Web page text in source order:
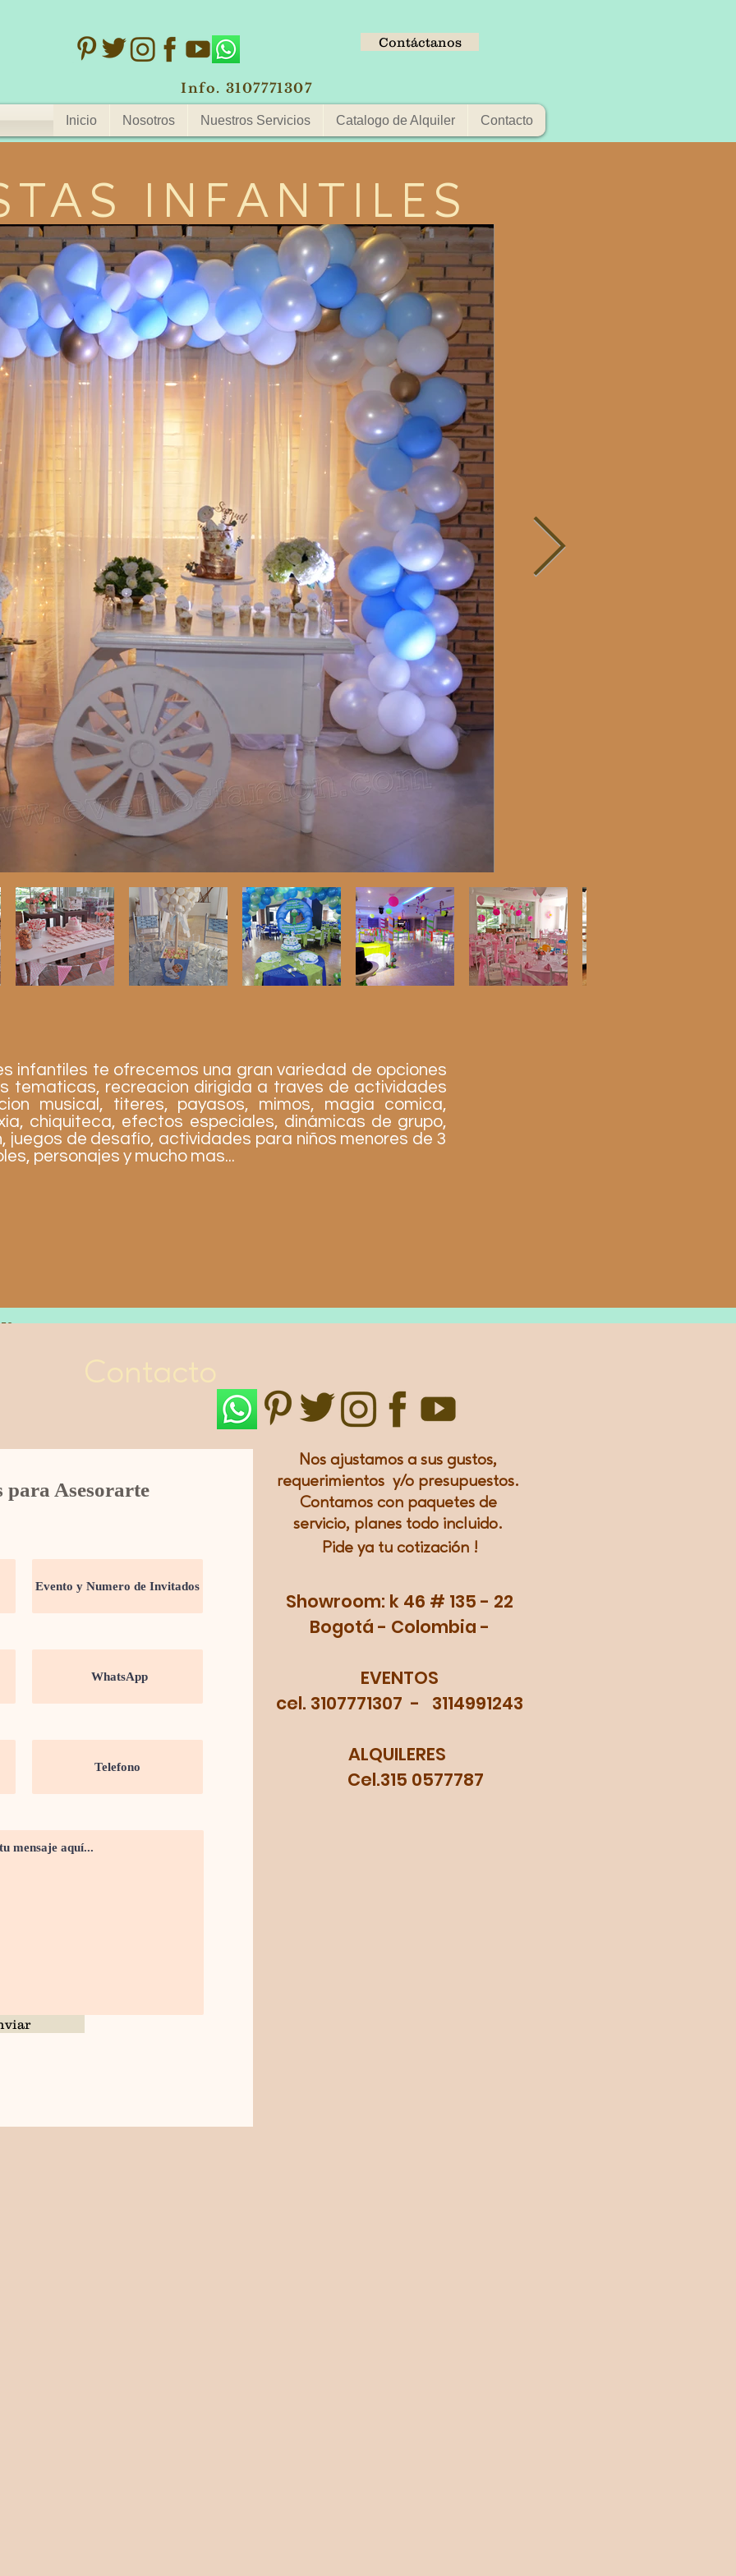
Contáctanos
Info. 3107771307
Inicio Nosotros Nuestros Servicios Catalogo de Alquiler Contacto
INFANTILES
infantiles te ofrecemos una gran variedad de opciones
tematicas, recreacion dirigida a traves de actividades
musical, titeres, payasos, mimos, magia comica,
chiquiteca, efectos especiales, dinámicas de grupo,
juegos de desafío, actividades para niños menores de 3
personajes y mucho mas...
para Asesorarte
Nos ajustamos a sus gustos,
requerimientos y/o presupuestos.
Contamos con paquetes de
servicio, planes todo incluido.
Pide ya tu cotización !
Showroom: k 46 # 135 - 22
Bogotá - Colombia -
EVENTOS
cel. 3107771307 - 3114991243
ALQUILERES
Cel.315 0577787